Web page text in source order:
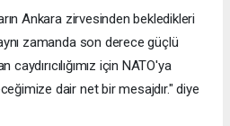
Ankara zirvesinden bekledikleri
zamanda son derece güçlü
için NATO'ya
dair net bir mesajdır." diye